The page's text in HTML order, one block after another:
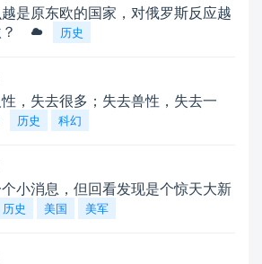
是原东欧的国家，对俄罗斯反应越
历史
，失去很多；失去兽性，失去一
历史 科幻
小消息，但回看发现是个惊天大新
历史 美国 美军